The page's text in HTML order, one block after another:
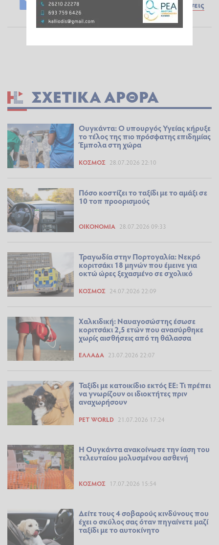
Ειδήσεις
ΣΧΕΤΙΚΆ ΆΡΘΡΑ
Ουγκάντα: Ο υπουργός Υγείας κήρυξε
το τέλος της πιο πρόσφατης επιδημίας
Έμπολα στη χώρα
ΚΌΣΜΟΣ 28.07.2026 22:10
Πόσο κοστίζει το ταξίδι με το αμάξι σε
10 τοπ προορισμούς
ΟΙΚΟΝΟΜΊΑ 28.07.2026 09:33
Τραγωδία στην Πορτογαλία: Νεκρό
κοριτσάκι 18 μηνών που έμεινε για
οκτώ ώρες ξεχασμένο σε σχολικό
ΚΌΣΜΟΣ 24.07.2026 22:09
Χαλκιδική: Ναυαγοσώστης έσωσε
κοριτσάκι 2,5 ετών που ανασύρθηκε
χωρίς αισθήσεις από τη θάλασσα
ΕΛΛΆΔΑ 23.07.2026 22:07
Ταξίδι με κατοικίδιο εκτός ΕΕ: Τι πρέπει
να γνωρίζουν οι ιδιοκτήτες πριν
αναχωρήσουν
PET WORLD 21.07.2026 17:24
Η Ουγκάντα ανακοίνωσε την ίαση του
τελευταίου μολυσμένου ασθενή
ΚΌΣΜΟΣ 17.07.2026 15:54
Δείτε τους 4 σοβαρούς κινδύνους που
έχει ο σκύλος σας όταν πηγαίνετε μαζί
ταξίδι με το αυτοκίνητο